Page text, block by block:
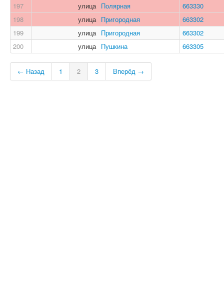
197
улица Полярная
663330
198
улица Пригородная
663302
199
улица Пригородная
663302
200
улица Пушкина 663305
← Назад 1 2 3 Вперёд →